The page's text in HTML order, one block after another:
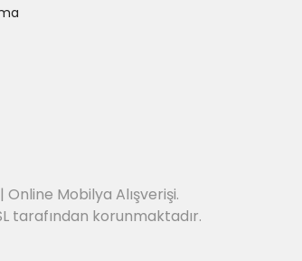
Mobilya Alışverişi.
tarafından korunmaktadır.